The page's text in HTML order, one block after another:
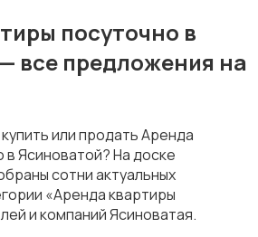
посуточно в
все предложения на
или продать Аренда
в Ясиноватой? На доске
сотни актуальных
«Аренда квартиры
и компаний Ясиноватая.